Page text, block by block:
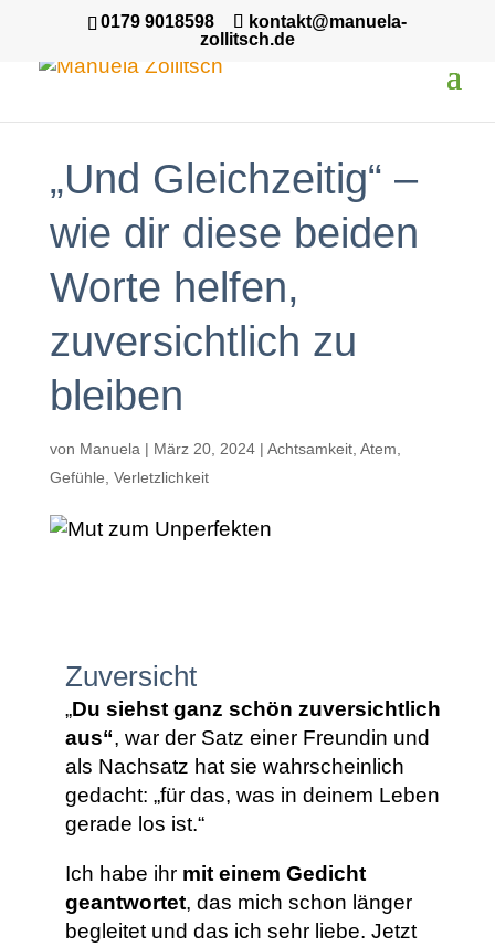
0179 9018598
kontakt@manuela-
zollitsch.de
„Und Gleichzeitig“ –
wie dir diese beiden
Worte helfen,
zuversichtlich zu
bleiben
von Manuela | März 20, 2024| Achtsamkeit, Atem
Gefühle Verletzlichkeit
Zuversicht
„Du siehst ganz schön zuversichtlich
aus“, war der Satz einer Freundin und
als Nachsatz hat sie wahrscheinlich
gedacht: „für das, was in deinem Leben
gerade los ist.“
Ich habe ihr mit einem Gedicht
geantwortet, das mich schon länger
begleitet und das ich sehr liebe. Jetzt